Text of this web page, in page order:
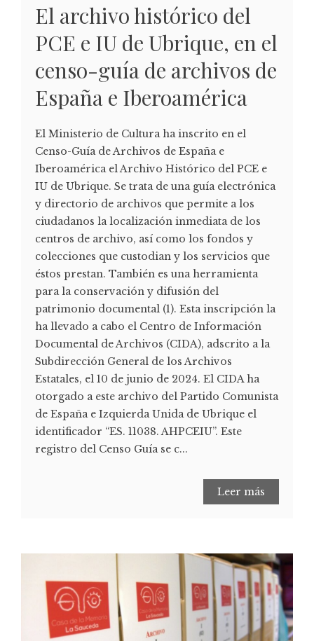
El archivo histórico del
PCE e IU de Ubrique, en el
censo-guía de archivos de
España e Iberoamérica
El Ministerio de Cultura ha inscrito en el
Censo-Guía de Archivos de España e
Iberoamérica el Archivo Histórico del PCE e
IU de Ubrique. Se trata de una guía electrónica
y directorio de archivos que permite a los
ciudadanos la localización inmediata de los
centros de archivo, así como los fondos y
colecciones que custodian y los servicios que
éstos prestan. También es una herramienta
para la conservación y difusión del
patrimonio documental (1). Esta inscripción la
ha llevado a cabo el Centro de Información
Documental de Archivos (CIDA), adscrito a la
Subdirección General de los Archivos
Estatales, el 10 de junio de 2024. El CIDA ha
otorgado a este archivo del Partido Comunista
de España e Izquierda Unida de Ubrique el
identificador “ES. 11038. AHPCEIU”. Este
registro del Censo Guía se c...
Leer más